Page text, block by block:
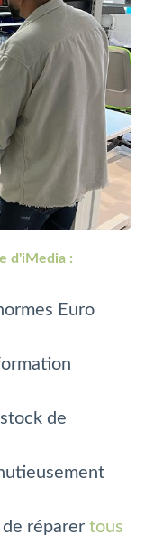
d'iMedia :
Euro
de
de réparer tous